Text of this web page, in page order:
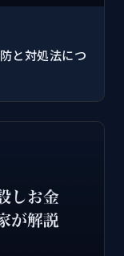
と対処法につ